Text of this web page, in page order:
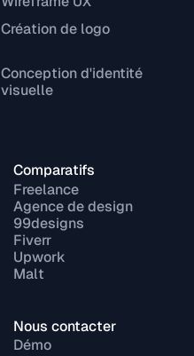
Création de logo
Conception d'identité
visuelle
Comparatifs
Freelance
Agence de design
99designs
Fiverr
Upwork
Malt
Nous contacter
Démo